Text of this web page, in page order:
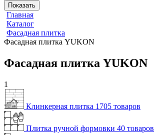
Показать
Главная
Каталог
Фасадная плитка
Фасадная плитка YUKON
Фасадная плитка YUKON
1
Клинкерная плитка 1705 товаров
Плитка ручной формовки 40 товаров